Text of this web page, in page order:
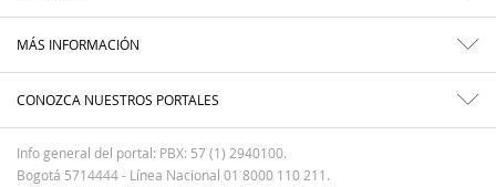
MÁS INFORMACIÓN
CONOZCA NUESTROS PORTALES
Info general del portal: PBX: 57 (1) 2940100.
Bogotá 5714444 - Línea Nacional 01 8000 110 211.